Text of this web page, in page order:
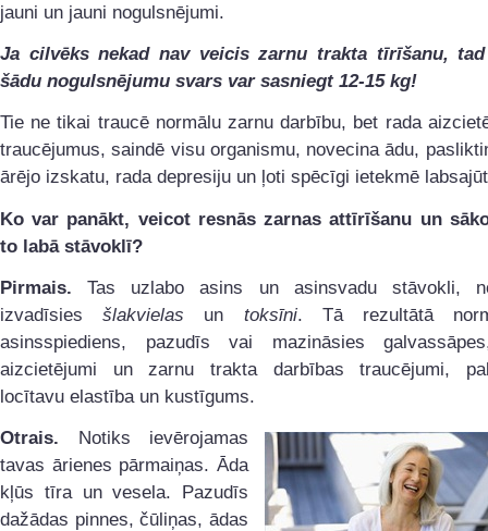
jauni un jauni nogulsnējumi.
Ja cilvēks nekad nav veicis zarnu trakta tīrīšanu,
šādu nogulsnējumu svars var sasniegt 12-15 kg!
Tie ne tikai traucē normālu zarnu darbību, bet rada
traucējumus, saindē visu organismu, novecina ādu,
ārējo izskatu, rada depresiju un ļoti spēcīgi ietekmē
Ko var panākt, veicot resnās zarnas attīrīšanu un
to labā stāvoklī?
Pirmais. Tas uzlabo asins un asinsvadu stāvokli,
izvadīsiesšlakvielas un toksīni. Tā rezultātā
asinsspiediens, pazudīs vai mazināsies
aizcietējumi un zarnu trakta darbības traucējumi,
locītavu elastība un kustīgums.
Otrais. Notiks ievērojamas
tavas ārienes pārmaiņas. Āda
kļūs tīra un vesela. Pazudīs
dažādas pinnes, čūliņas, ādas